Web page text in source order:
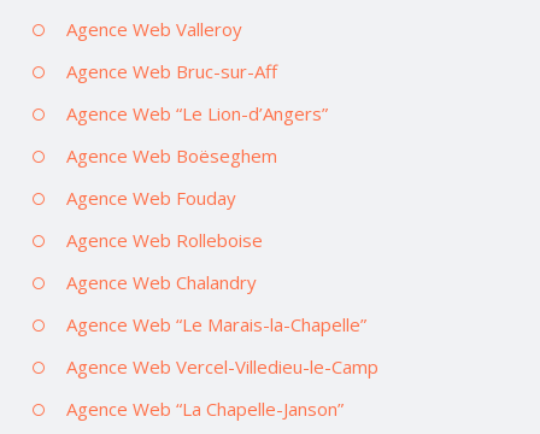
Agence Web Valleroy
Agence Web Bruc-sur-Aff
Agence Web “Le Lion-d’Angers”
Agence Web Boëseghem
Agence Web Fouday
Agence Web Rolleboise
Agence Web Chalandry
Agence Web “Le Marais-la-Chapelle”
Agence Web Vercel-Villedieu-le-Camp
Agence Web “La Chapelle-Janson”